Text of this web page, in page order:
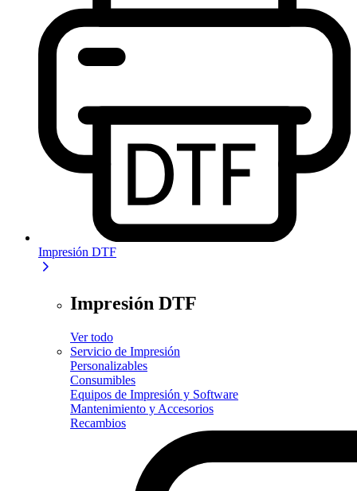
Impresión DTF
Impresión DTF
Ver todo
Servicio de Impresión
Personalizables
Consumibles
Equipos de Impresión y Software
Mantenimiento y Accesorios
Recambios